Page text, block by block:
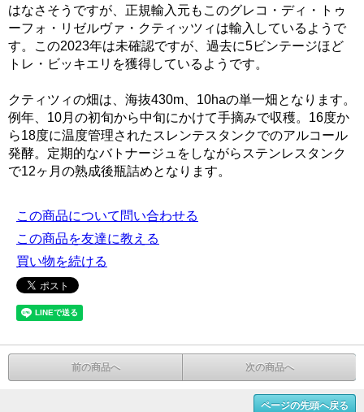
はなさそうですが、正規輸入元もこのグレコ・ディ・トゥ
ーフォ・リゼルヴァ・クティッツィは輸入しているようで
す。この2023年は未確認ですが、過去に5ビンテージほど
トレ・ビッキエリを獲得しているようです。
クティツィの畑は、海抜430m、10haの単一畑となります。
例年、10月の初旬から中旬にかけて手摘みで収穫。16度か
ら18度に温度管理されたスレンテスタンクでのアルコール
発酵。定期的なバトナージュをしながらステンレスタンク
で12ヶ月の熟成後瓶詰めとなります。
この商品について問い合わせる
この商品を友達に教える
買い物を続ける
前の商品へ 次の商品へ
ページの先頭へ戻る